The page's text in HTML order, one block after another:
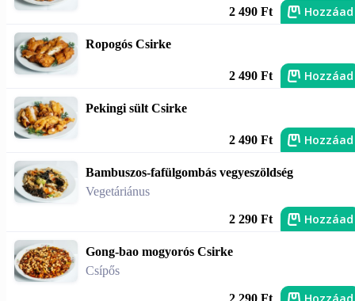
2 490 Ft Hozzáad
Ropogós Csirke
2 490 Ft Hozzáad
Pekingi sült Csirke
2 490 Ft Hozzáad
Bambuszos-fafülgombás vegyeszöldség
Vegetáriánus
2 290 Ft Hozzáad
Gong-bao mogyorós Csirke
Csípős
2 290 Ft